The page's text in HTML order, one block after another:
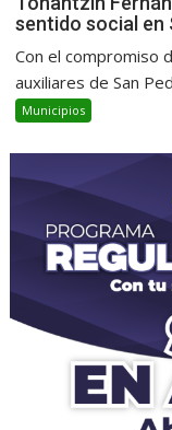
sentido social en
Con el compromiso
auxiliares de San
Municipios